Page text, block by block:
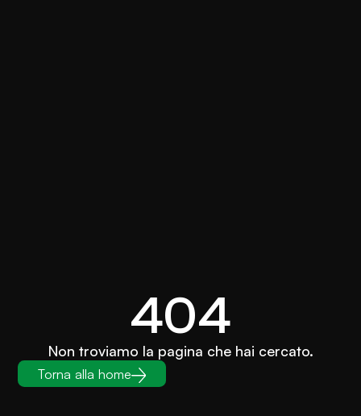
404
Non troviamo la pagina che hai cercato.
Torna alla home